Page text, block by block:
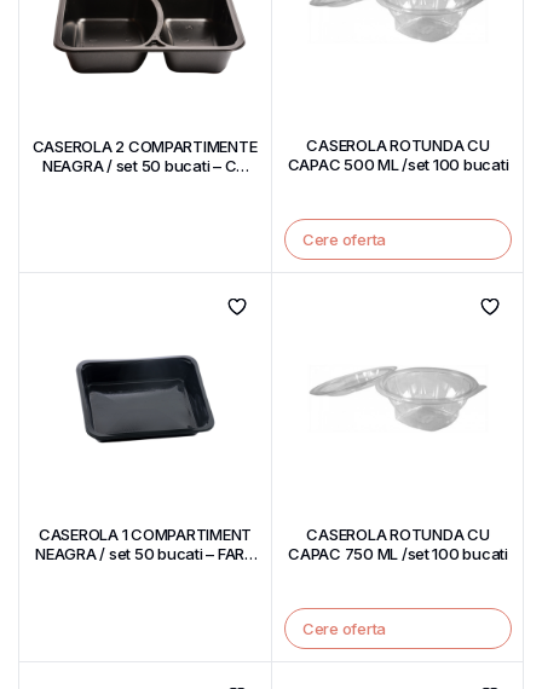
CASEROLA 2 COMPARTIMENTE
NEAGRA / set 50 bucati – CU
CASEROLA ROTUNDA CU
CAPAC 500 ML /set 100 bucati
Cere oferta
CASEROLA 1 COMPARTIMENT
NEAGRA / set 50 bucati – FARA
CASEROLA ROTUNDA CU
CAPAC 750 ML /set 100 bucati
Cere oferta